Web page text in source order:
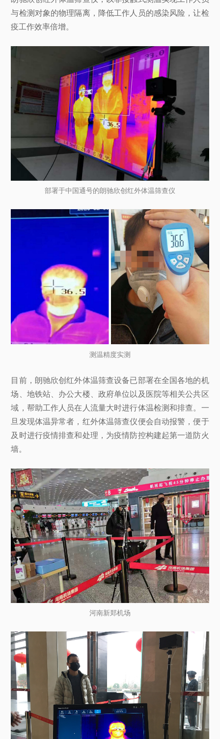
与检测对象的物理隔离，降低工作人员的感染风险，让检
疫工作效率倍增。
部署于中国通号的朗驰欣创红外体温筛查仪
测温精度实测
目前，朗驰欣创红外体温筛查设备已部署在全国各地的机
场、地铁站、办公大楼、政府单位以及医院等相关公共区
域，帮助工作人员在人流量大时进行体温检测和排查。一
旦发现体温异常者，红外体温筛查仪便会自动报警，便于
及时进行疫情排查和处理，为疫情防控构建起第一道防火
墙。
河南新郑机场